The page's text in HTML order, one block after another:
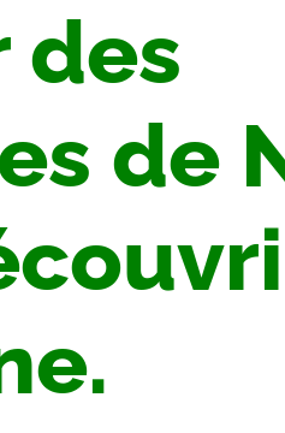
des
de